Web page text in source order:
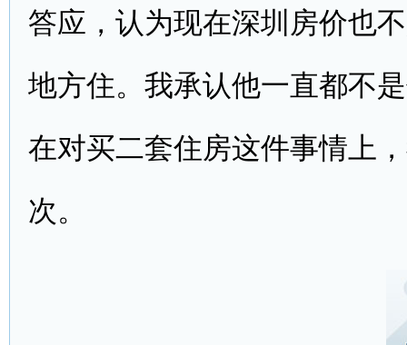
答应，认为现在深圳房价也
地方住。我承认他一直都不
在对买二套住房这件事情上
次。